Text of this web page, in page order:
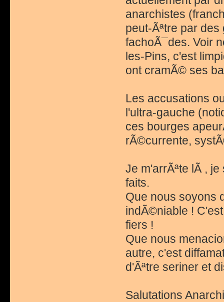
anarchistes
peut-Ãªtre par
fachoÃ¯des. Voir
les-Pins, c'est
ont cramÃ© ses
Les accusations
l'ultra-gauche
ces bourges
rÃ©currente,
Je m'arrÃªte lÃ ,
faits.
Que nous soyons
indÃ©niable !
fiers !
Que nous
autre, c'est
d'Ãªtre seriner et
Salutations